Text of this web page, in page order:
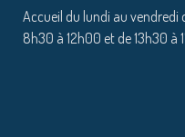
Accueil du lundi au vendredi
8h30 à 12h00 et de 13h30 à